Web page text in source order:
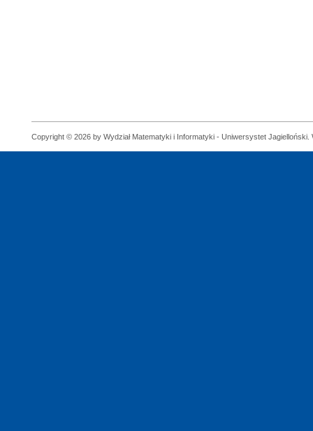
Copyright © 2026 by Wydział Matematyki i Informatyki - Uniwersystet